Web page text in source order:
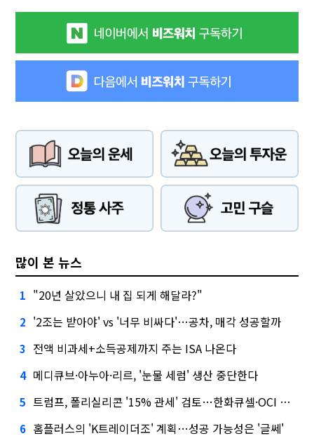
많이 본 뉴스
1 "20년 살았으니 내 집 되게 해달라?"
2 '2조는 받아야' vs '너무 비싸다'…공차, 매각 성공할까
3 전액 비과세+소득공제까지 주는 ISA 나온다
4 메디큐브·아누아·리르, '눈물 세럼' 생산 중단한다
5 트럼프, 폴리실리콘 '15% 관세' 검토…한화큐셀·OCI 영향은?
6 홈플러스의 'K트레이더조' 계획…성공 가능성은 '글쎄'